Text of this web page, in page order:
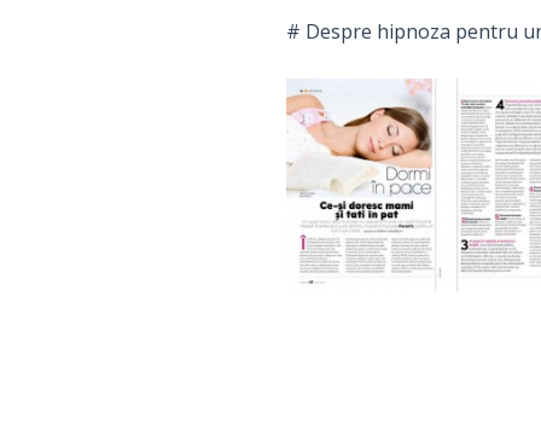
# Despre hipnoza pentru